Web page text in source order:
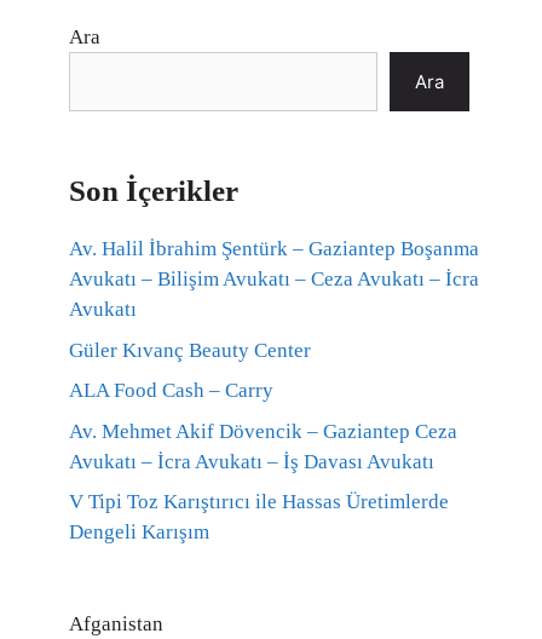
Ara
Ara
Son İçerikler
Av. Halil İbrahim Şentürk – Gaziantep Boşanma
Avukatı – Bilişim Avukatı – Ceza Avukatı – İcra
Avukatı
Güler Kıvanç Beauty Center
ALA Food Cash – Carry
Av. Mehmet Akif Dövencik – Gaziantep Ceza
Avukatı – İcra Avukatı – İş Davası Avukatı
V Tipi Toz Karıştırıcı ile Hassas Üretimlerde
Dengeli Karışım
Afganistan